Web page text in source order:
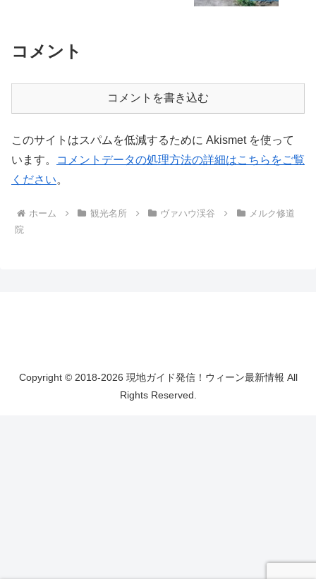
コメント
コメントを書き込む
このサイトはスパムを低減するために Akismet を使って
います。
コメントデータの処理方法の詳細はこちらをご覧
ください。
ホーム 観光名所 ヴァハウ渓谷
メルク修道
院
Copyright © 2018-2026 現地ガイド発信！ウィーン最新情報 All
Rights Reserved.